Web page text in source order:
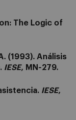
The Logic of
A. (1993). Análisis
IESE, MN-279.
IESE,